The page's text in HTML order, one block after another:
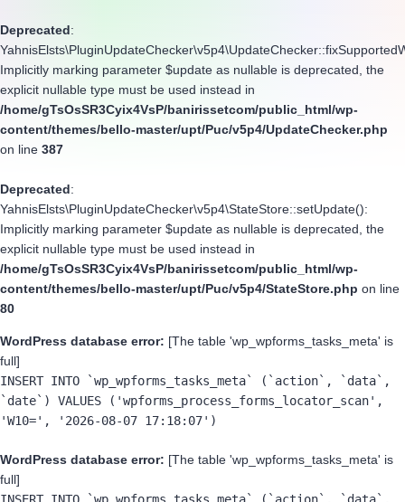
Deprecated:
Implicitly marking parameter $update as nullable is deprecated, the
explicit nullable type must be used instead in
/home/gTsOsSR3Cyix4VsP/banirissetcom/public_html/wp-
content/themes/bello-master/upt/Puc/v5p4/UpdateChecker.php
on line 387
Deprecated:
YahnisElsts\PluginUpdateChecker\v5p4\StateStore::setUpdate():
Implicitly marking parameter $update as nullable is deprecated, the
explicit nullable type must be used instead in
/home/gTsOsSR3Cyix4VsP/banirissetcom/public_html/wp-
content/themes/bello-master/upt/Puc/v5p4/StateStore.php on line
80
WordPress database error: [The table 'wp_wpforms_tasks_meta' is
full]
INSERT INTO `wp_wpforms_tasks_meta` (`action`, `data`,
`date`) VALUES ('wpforms_process_forms_locator_scan',
'W10=', '2026-08-07 17:18:07')
WordPress database error: [The table 'wp_wpforms_tasks_meta' is
full]